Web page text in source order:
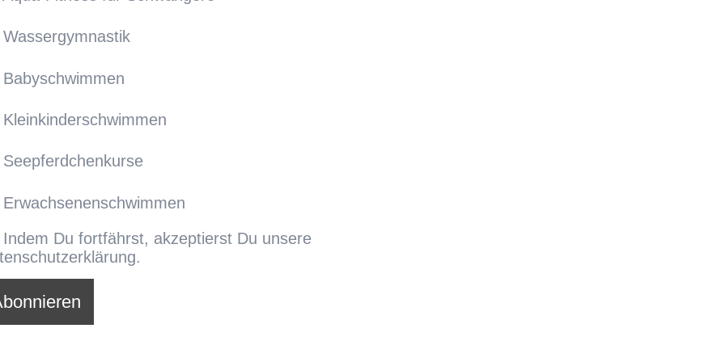
Du fortfährst, akzeptierst Du unsere